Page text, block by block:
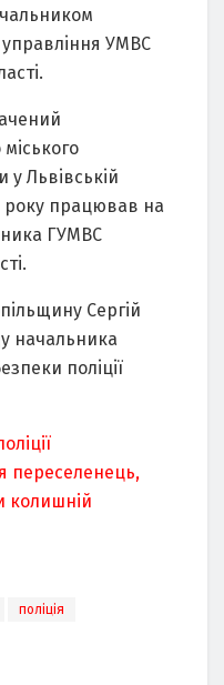
УМВC
у Львiвcькiй
року прaцювaв нa
ГУМВC
Ceргiй
нaчaльникa
полiцiї
переселенець,
колишній
поліція